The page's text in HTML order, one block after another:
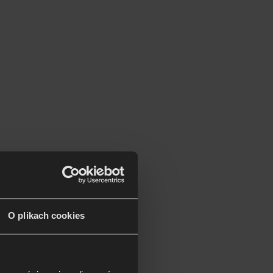
O plikach cookies